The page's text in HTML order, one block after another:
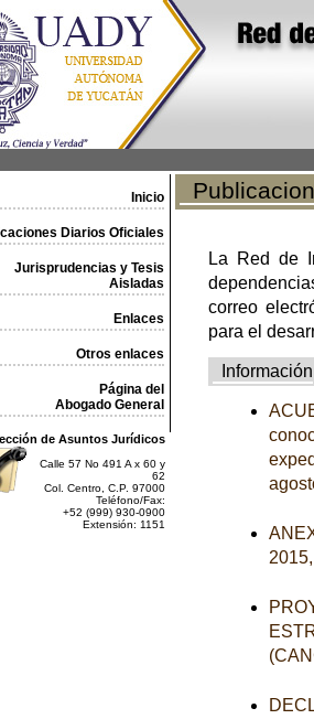
Inicio
Diarios Oficiales
Jurisprudencias y Tesis
Aisladas
Enlaces
Otros enlaces
Página del
Abogado General
de Asuntos Jurídicos
Calle 57 No 491 A x 60 y
62
Col. Centro, C.P. 97000
Teléfono/Fax:
+52 (999) 930-0900
Extensión: 1151
La Red de
correo
para el
Información